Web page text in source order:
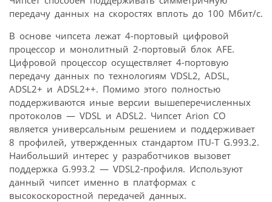
передачу данных на скоростях вплоть до 100 Мбит/с.
В основе чипсета лежат 4-портовый цифровой
процессор и монолитный 2-портовый блок AFE.
Цифровой процессор осуществляет 4-портовую
передачу данных по технологиям VDSL2, ADSL,
ADSL2+ и ADSL2++. Помимо этого полностью
поддерживаются иные версии вышеперечисленных
протоколов — VDSL и ADSL2. Чипсет Arion CO
является универсальным решением и поддерживает
8 профилей, утвержденных стандартом ITU-T G.993.2.
Наибольший интерес у разработчиков вызовет
поддержка G.993.2 — VDSL2-профиля. Используют
данный чипсет именно в платформах с
высокоскоростной передачей данных.